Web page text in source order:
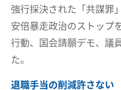
強行採決された「共謀罪
安倍暴走政治のストップ
行動、国会請願デモ、議
た。
退職手当の削減許さない